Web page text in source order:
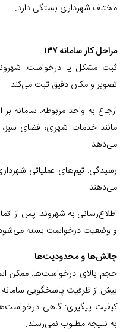
مختلف شهرداری بستگی دارد.
مراحل کار سامانه ۱۳۷
ثبت مشکل یا درخواست:
تصویر و مکان دقیق ثبت می‌کند.
ارجاع به واحد مربوطه: سامانه
مانند خدمات شهری، فضای
می‌دهد.
رسیدگی: تیم‌های عملیاتی
می‌دهند.
اطلاع‌رسانی به شهروند: پس از
و وضعیت درخواست بسته
چالش‌ها و محدودیت‌ها
حجم بالای درخواست‌ها: ممکن
بیش از ظرفیت پاسخگویی سامانه
کیفیت پیگیری: گاهی
به نتیجه مطلوب نمی‌رسند.